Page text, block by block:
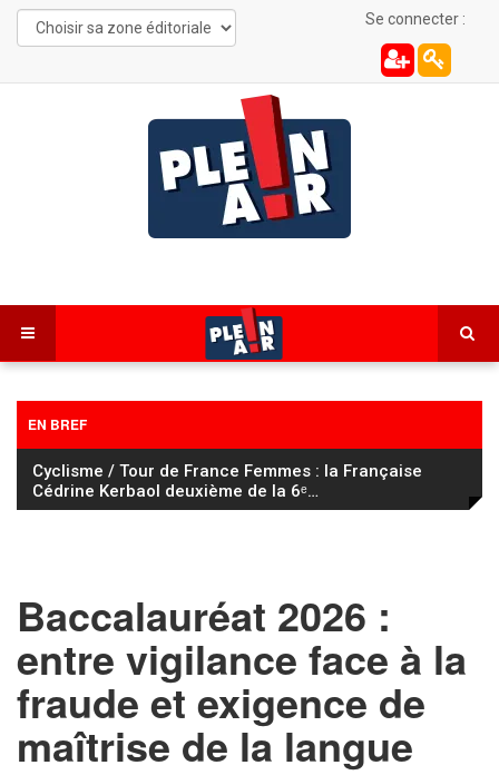
Se connecter :
EN BREF
Cyclisme / Tour de France Femmes : la Française
Cédrine Kerbaol deuxième de la 6ᵉ…
Baccalauréat 2026 :
entre vigilance face à la
fraude et exigence de
maîtrise de la langue